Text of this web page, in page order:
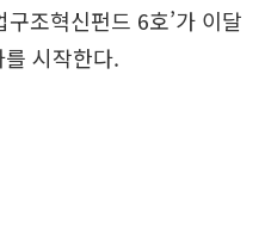
조혁신펀드 6호’가 이달
시작한다.